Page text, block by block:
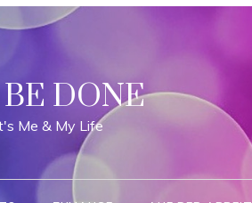
DONE
Me & My Life